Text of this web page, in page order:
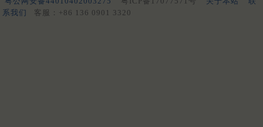
系我们
客服：+86 136 0901 3320